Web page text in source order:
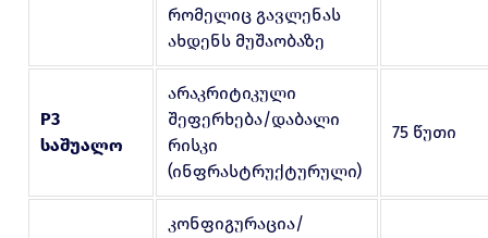
რომელიც გავლენას
ახდენს მუშაობაზე
P3
საშუალო
არაკრიტიკული
შეფერხება/დაბალი
რისკი
(ინფრასტრუქტურული)
75 წუთი
კონფიგურაცია/